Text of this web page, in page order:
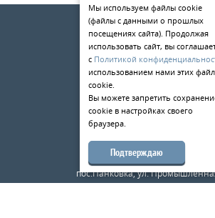
О компании
Услуги
Статьи
198084,г. Санкт-Петербург
тел.:+7 (812) 309-49-33
173526,Новгородская
пос.Панковка, ул.
Мы используем файлы cookie
(файлы с данными о прошлых
посещениях сайта). Продолжая
использовать сайт, вы
с Политикой
использованием нами этих
cookie.
Вы можете запретить
cookie в настройках своего
браузера.
Подтверждаю